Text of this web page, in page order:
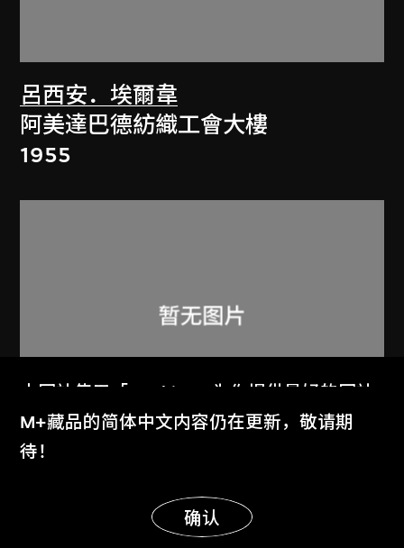
呂西安．埃爾韋
阿美達巴德紡織工會大樓
1955
呂西安．埃爾韋
阿美達巴德秀丹別墅
本网站使用「Cookies」为你提供最好的网站
体验。
了解更多
明白
M+藏品的简体中文内容仍在更新，敬请期
待！
确认
显示更多